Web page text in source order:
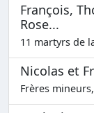
François,
Rose...
11 martyrs de
Nicolas et
Frères